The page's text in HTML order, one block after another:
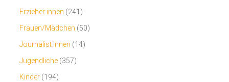
Erzieher:innen (241)
Frauen/Mädchen (50)
Journalist:innen (14)
Jugendliche (357)
Kinder (194)